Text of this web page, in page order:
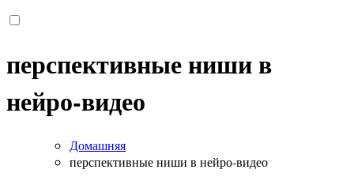
перспективные ниши в
нейро-видео
Домашняя
перспективные ниши в нейро-видео